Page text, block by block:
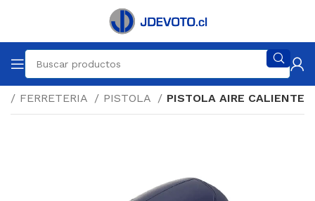
FERRETERIA PISTOLA PISTOLA AIRE CALIENTE